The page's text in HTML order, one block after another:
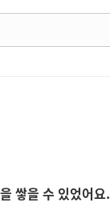
쌓을 수 있었어요.